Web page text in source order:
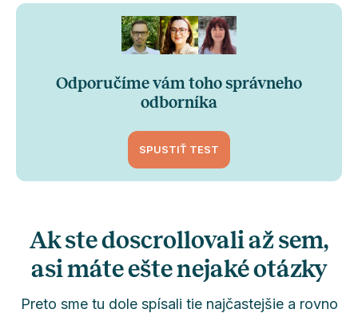
Odporučíme vám toho správneho
odborníka
SPUSTIŤ TEST
Ak ste doscrollovali až sem,
asi máte ešte nejaké otázky
Preto sme tu dole spísali tie najčastejšie a rovno